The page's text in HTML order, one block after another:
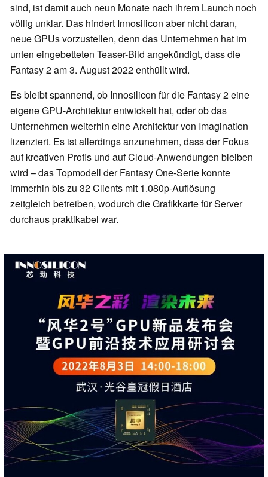
sind, ist damit auch neun Monate nach ihrem Launch noch
völlig unklar. Das hindert Innosilicon aber nicht daran,
neue GPUs vorzustellen, denn das Unternehmen hat im
unten eingebetteten Teaser-Bild angekündigt, dass die
Fantasy 2 am 3. August 2022 enthüllt wird.
Es bleibt spannend, ob Innosilicon für die Fantasy 2 eine
eigene GPU-Architektur entwickelt hat, oder ob das
Unternehmen weiterhin eine Architektur von Imagination
lizenziert. Es ist allerdings anzunehmen, dass der Fokus
auf kreativen Profis und auf Cloud-Anwendungen bleiben
wird – das Topmodell der Fantasy One-Serie konnte
immerhin bis zu 32 Clients mit 1.080p-Auflösung
zeitgleich betreiben, wodurch die Grafikkarte für Server
durchaus praktikabel war.